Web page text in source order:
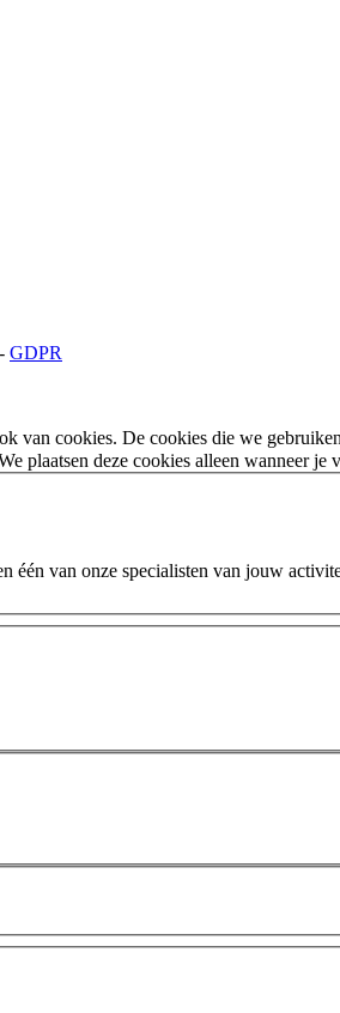
- GDPR
van cookies. De cookies die we
plaatsen deze cookies alleen wanneer je
van onze specialisten van jouw